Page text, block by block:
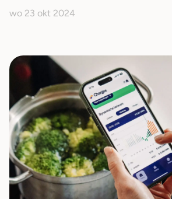
wo 23 okt 2024